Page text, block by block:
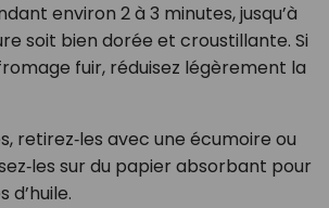
environ 2 à 3 minutes, jusqu’à
soit bien dorée et croustillante. Si
fuir, réduisez légèrement la
retirez‑les avec une écumoire ou
sur du papier absorbant pour
d’huile.